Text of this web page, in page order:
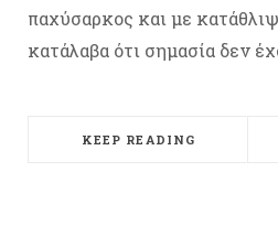
παχύσαρκος και με
κατάλαβα ότι σημασία δεν
KEEP READING